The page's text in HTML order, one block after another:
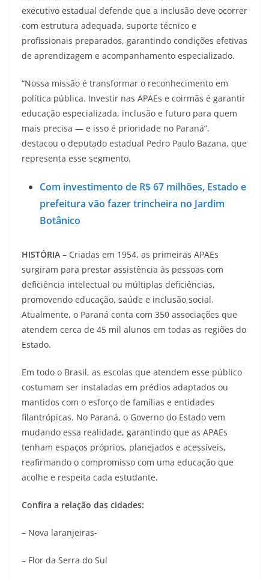
executivo estadual defende que a inclusão deve ocorrer
com estrutura adequada, suporte técnico e
profissionais preparados, garantindo condições efetivas
de aprendizagem e acompanhamento especializado.
“Nossa missão é transformar o reconhecimento em
política pública. Investir nas APAEs e coirmãs é garantir
educação especializada, inclusão e futuro para quem
mais precisa — e isso é prioridade no Paraná”,
destacou o deputado estadual Pedro Paulo Bazana, que
representa esse segmento.
Com investimento de R$ 67 milhões, Estado e
prefeitura vão fazer trincheira no Jardim
Botânico
HISTÓRIA – Criadas em 1954, as primeiras APAEs
surgiram para prestar assistência às pessoas com
deficiência intelectual ou múltiplas deficiências,
promovendo educação, saúde e inclusão social.
Atualmente, o Paraná conta com 350 associações que
atendem cerca de 45 mil alunos em todas as regiões do
Estado.
Em todo o Brasil, as escolas que atendem esse público
costumam ser instaladas em prédios adaptados ou
mantidos com o esforço de famílias e entidades
filantrópicas. No Paraná, o Governo do Estado vem
mudando essa realidade, garantindo que as APAEs
tenham espaços próprios, planejados e acessíveis,
reafirmando o compromisso com uma educação que
acolhe e respeita cada estudante.
Confira a relação das cidades:
– Nova laranjeiras-
– Flor da Serra do Sul